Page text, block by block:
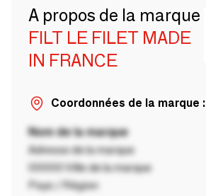
A propos de la marque
FILT LE FILET MADE
IN FRANCE
Coordonnées de la marque :
Nom de la marque
Adresse de la marque
00000 Ville de la marque
Pays / Région